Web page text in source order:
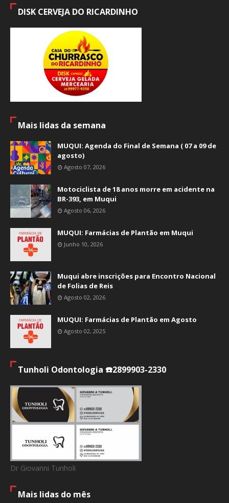
DISK CERVEJA DO RICARDINHO
Mais lidas da semana
MUQUI: Agenda do Final de Semana ( 07 a 09 de
agosto)
Agosto 07, 2026
Motociclista de 18 anos morre em acidente na
BR-393, em Muqui
Agosto 06, 2026
MUQUI: Farmácias de Plantão em Muqui
Junho 10, 2026
Muqui abre inscrições para Encontro Nacional
de Folias de Reis
Agosto 02, 2026
MUQUI: Farmácias de Plantão em Agosto
Agosto 02, 2025
Tunholi Odontologia ☎️2899903-2330
Dr Giovanni Tunholi
Mais lidas do mês